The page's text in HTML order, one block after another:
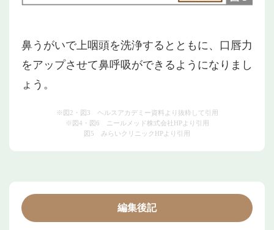
鼻うがいで上咽頭を洗浄するとともに、口唇力
をアップさせて鼻呼吸ができるようになりまし
ょう。
※図2・図3 ヘルスアカデミー資料より抜粋して引用
※図4・図6 ニールメッド株式会社HPより引用
図5 みらいクリニックHPより引用
編集後記